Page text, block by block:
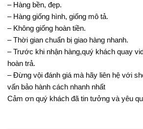
– Hàng bền, đẹp.
– Hàng giống hình, giống mô tả.
– Không giống hoàn tiền.
– Thời gian chuẩn bị giao hàng nhanh.
– Trước khi nhận hàng,quý khách quay
hoàn trả.
– Đừng vội đánh giá mà hãy liên hệ với
vấn bảo hành cách nhanh nhất
Cảm ơn quý khách đã tin tưởng và yêu